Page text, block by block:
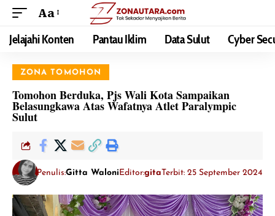
Aa
Jelajahi Konten Pantau Iklim Data Sulut Cyber
ZONA TOMOHON
Tomohon Berduka, Pjs Wali Kota Sampaikan
Belasungkawa Atas Wafatnya Atlet Paralympic
Sulut
Penulis:Gitta Waloni Editor:gitaTerbit: 25 September 2024